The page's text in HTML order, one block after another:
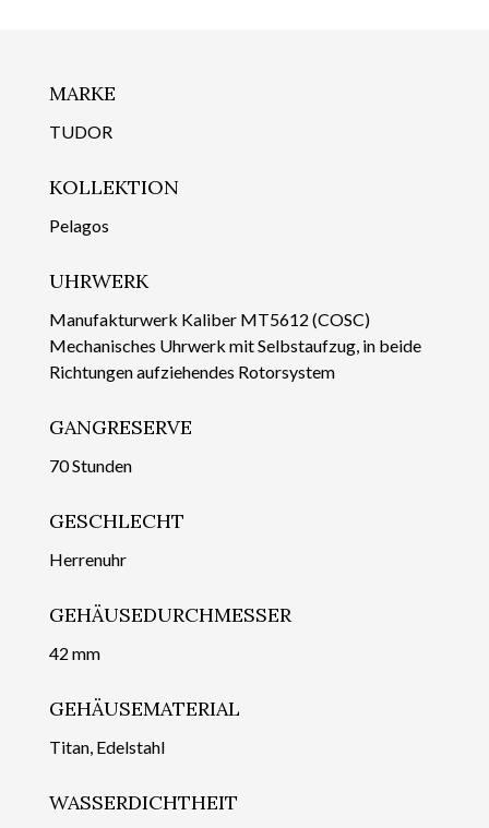
MARKE
TUDOR
KOLLEKTION
Pelagos
UHRWERK
Manufakturwerk Kaliber MT5612 (COSC)
Mechanisches Uhrwerk mit Selbstaufzug, in beide
Richtungen aufziehendes Rotorsystem
GANGRESERVE
70 Stunden
GESCHLECHT
Herrenuhr
GEHÄUSEDURCHMESSER
42 mm
GEHÄUSEMATERIAL
Titan, Edelstahl
WASSERDICHTHEIT